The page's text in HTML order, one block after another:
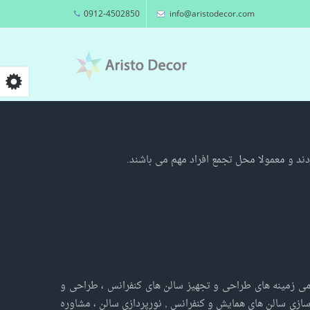
Skip to main content0912-4502850 info@aristodecor.com
و معمولا محل تجمع افراد مهم می باشند.
زمینه های طراحی و تجهیز سالن های کنفرانس ، طراحی و
سالن های همایش و کنفرانس , نورپردازی سالن ، مشاوره